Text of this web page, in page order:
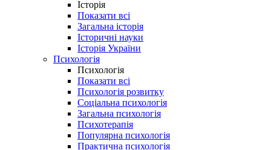
Історія
Показати всі
Загальна історія
Історичні науки
Історія України
Психологія
Психологія
Показати всі
Психологія розвитку
Соціальна психологія
Загальна психологія
Психотерапія
Популярна психологія
Практична психологія